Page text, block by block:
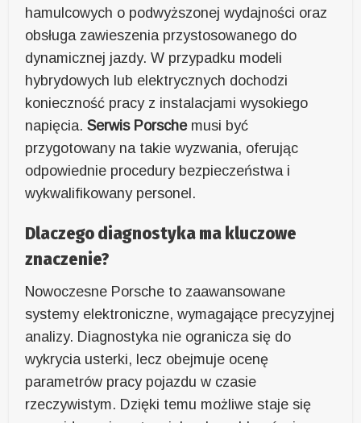
hamulcowych o podwyższonej wydajności oraz
obsługa zawieszenia przystosowanego do
dynamicznej jazdy. W przypadku modeli
hybrydowych lub elektrycznych dochodzi
konieczność pracy z instalacjami wysokiego
napięcia.Serwis Porschemusi być
przygotowany na takie wyzwania, oferując
odpowiednie procedury bezpieczeństwa i
wykwalifikowany personel.
Dlaczego diagnostyka ma kluczowe
znaczenie?
Nowoczesne Porsche to zaawansowane
systemy elektroniczne, wymagające precyzyjnej
analizy. Diagnostyka nie ogranicza się do
wykrycia usterki, lecz obejmuje ocenę
parametrów pracy pojazdu w czasie
rzeczywistym. Dzięki temu możliwe staje się